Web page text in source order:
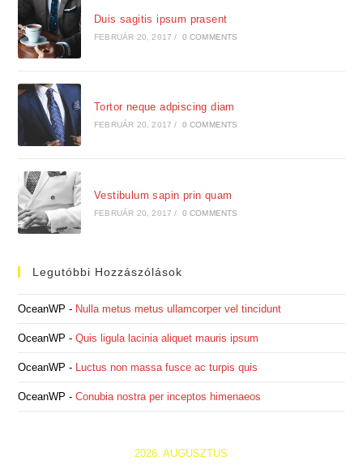
Duis sagitis ipsum prasent
FEBRUÁR 20, 2017 / 0 COMMENTS
Tortor neque adpiscing diam
FEBRUÁR 20, 2017 / 0 COMMENTS
Vestibulum sapin prin quam
FEBRUÁR 20, 2017 / 0 COMMENTS
Legutóbbi Hozzászólások
OceanWP - Nulla metus metus ullamcorper vel tincidunt
OceanWP -Quis ligula lacinia aliquet mauris ipsum
OceanWP - Luctus non massa fusce ac turpis quis
OceanWP -Conubia nostra per inceptos himenaeos
2026. AUGUSZTUS